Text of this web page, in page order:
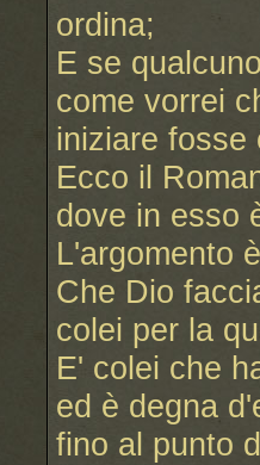
ordina;
E se
come vorrei
iniziare fosse
Ecco il
dove in esso
L'argomento
Che Dio
colei per la
E' colei che
ed è degna
fino al punto